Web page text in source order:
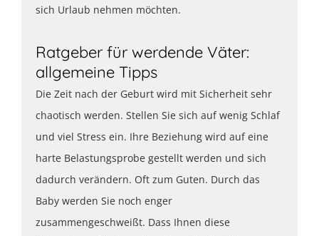
sich Urlaub nehmen möchten.
Ratgeber für werdende Väter:
allgemeine Tipps
Die Zeit nach der Geburt wird mit Sicherheit sehr
chaotisch werden. Stellen Sie sich auf wenig Schlaf
und viel Stress ein. Ihre Beziehung wird auf eine
harte Belastungsprobe gestellt werden und sich
dadurch verändern. Oft zum Guten. Durch das
Baby werden Sie noch enger
zusammengeschweißt. Dass Ihnen diese